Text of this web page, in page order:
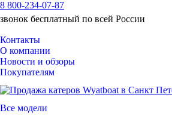
8 800-234-07-87
звонок бесплатный по всей России
Контакты
О компании
Новости и обзоры
Покупателям
Все модели